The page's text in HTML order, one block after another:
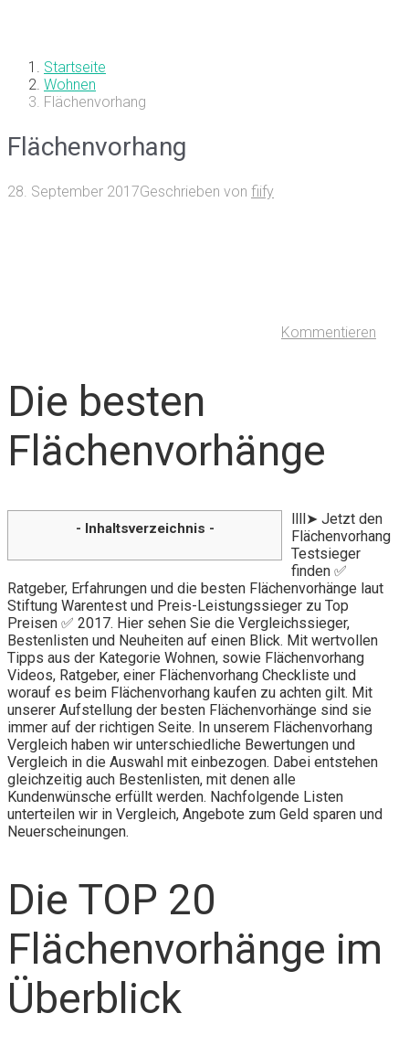
Startseite
Wohnen
Flächenvorhang
Flächenvorhang
28. September 2017Geschrieben von fiify
Kommentieren
Die besten
Flächenvorhänge
- Inhaltsverzeichnis -
llll➤ Jetzt den
Flächenvorhang
Testsieger
finden ✅
Ratgeber, Erfahrungen und die besten Flächenvorhänge laut
Stiftung Warentest und Preis-Leistungssieger zu Top
Preisen ✅ 2017. Hier sehen Sie die Vergleichssieger,
Bestenlisten und Neuheiten auf einen Blick. Mit wertvollen
Tipps aus der Kategorie Wohnen, sowie Flächenvorhang
Videos, Ratgeber, einer Flächenvorhang Checkliste und
worauf es beim Flächenvorhang kaufen zu achten gilt. Mit
unserer Aufstellung der besten Flächenvorhänge sind sie
immer auf der richtigen Seite. In unserem Flächenvorhang
Vergleich haben wir unterschiedliche Bewertungen und
Vergleich in die Auswahl mit einbezogen. Dabei entstehen
gleichzeitig auch Bestenlisten, mit denen alle
Kundenwünsche erfüllt werden. Nachfolgende Listen
unterteilen wir in Vergleich, Angebote zum Geld sparen und
Neuerscheinungen.
Die TOP 20
Flächenvorhänge im
Überblick